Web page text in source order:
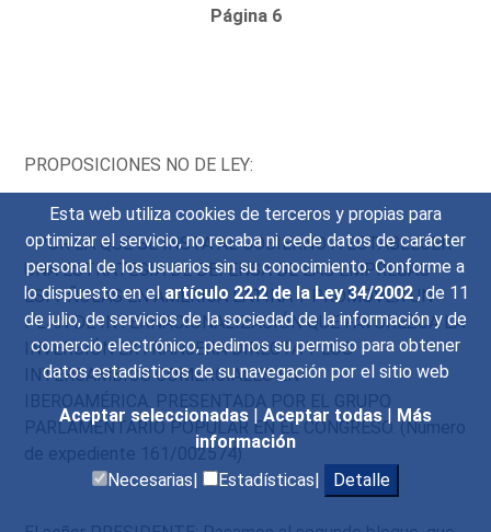
Esta web utiliza cookies de terceros y propias para
optimizar el servicio, no recaba ni cede datos de carácter
personal de los usuarios sin su conocimiento. Conforme a
lo dispuesto en elartículo 22.2 de la Ley 34/2002 , de 11
de julio, de servicios de la sociedad de la información y de
comercio electrónico, pedimos su permiso para obtener
datos estadísticos de su navegación por el sitio web
Aceptar seleccionadas |Aceptar todas | Más
información
Necesarias|
Estadísticas| Detalle
Página 6
PROPOSICIONES NO DE LEY:
- POR LA QUE SE INSTA AL GOBIERNO A ESTABLECER
UNA ESTRATEGIA DE DEFENSA DE LAS EMPRESAS
ESPAÑOLAS EN AMÉRICA LATINA Y PROMOVER UN
PLAN DE INTERNACIONALIZACIÓN QUE FAVOREZCA LA
INVERSIÓN EXTRANJERA DIRECTA Y LOS
INTERCAMBIOS COMERCIALES EN
IBEROAMÉRICA. PRESENTADA POR EL GRUPO
PARLAMENTARIO POPULAR EN EL CONGRESO. (Número
de expediente 161/002574).